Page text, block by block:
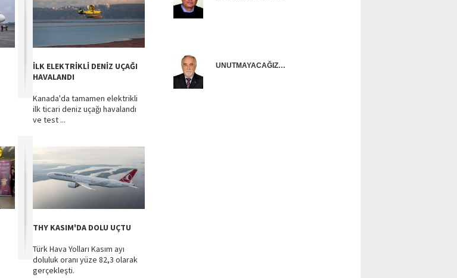
İLK ELEKTRİKLİ DENİZ UÇAĞI
HAVALANDI
Kanada'da tamamen elektrikli
ilk ticari deniz uçağı havalandı
ve test ...
THY KASIM'DA DOLU UÇTU
Türk Hava Yolları Kasım ayı
doluluk oranı yüze 82,3 olarak
gerçekleşti.
UNUTMAYACAĞIZ…